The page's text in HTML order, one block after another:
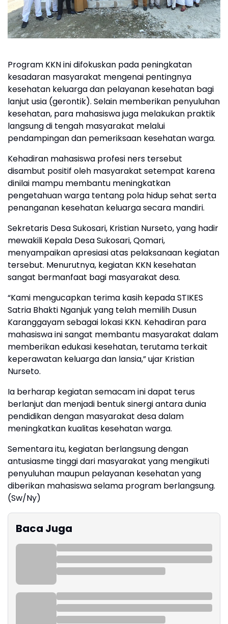
Program KKN ini difokuskan pada peningkatan
kesadaran masyarakat mengenai pentingnya
kesehatan keluarga dan pelayanan kesehatan bagi
lanjut usia (gerontik). Selain memberikan penyuluhan
kesehatan, para mahasiswa juga melakukan praktik
langsung di tengah masyarakat melalui
pendampingan dan pemeriksaan kesehatan warga.
Kehadiran mahasiswa profesi ners tersebut
disambut positif oleh masyarakat setempat karena
dinilai mampu membantu meningkatkan
pengetahuan warga tentang pola hidup sehat serta
penanganan kesehatan keluarga secara mandiri.
Sekretaris Desa Sukosari, Kristian Nurseto, yang hadir
mewakili Kepala Desa Sukosari, Qomari,
menyampaikan apresiasi atas pelaksanaan kegiatan
tersebut. Menurutnya, kegiatan KKN kesehatan
sangat bermanfaat bagi masyarakat desa.
“Kami mengucapkan terima kasih kepada STIKES
Satria Bhakti Nganjuk yang telah memilih Dusun
Karanggayam sebagai lokasi KKN. Kehadiran para
mahasiswa ini sangat membantu masyarakat dalam
memberikan edukasi kesehatan, terutama terkait
keperawatan keluarga dan lansia,” ujar Kristian
Nurseto.
Ia berharap kegiatan semacam ini dapat terus
berlanjut dan menjadi bentuk sinergi antara dunia
pendidikan dengan masyarakat desa dalam
meningkatkan kualitas kesehatan warga.
Sementara itu, kegiatan berlangsung dengan
antusiasme tinggi dari masyarakat yang mengikuti
penyuluhan maupun pelayanan kesehatan yang
diberikan mahasiswa selama program berlangsung.
(Sw/Ny)
Baca Juga